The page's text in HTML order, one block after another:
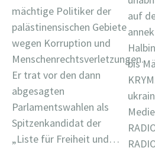
mächtige Politiker der
palästinensischen Gebiete
wegen Korruption und
Menschenrechtsverletzungen.
Er trat vor den dann
abgesagten
Parlamentswahlen als
Spitzenkandidat der
„Liste für Freiheit und…
auf
bis